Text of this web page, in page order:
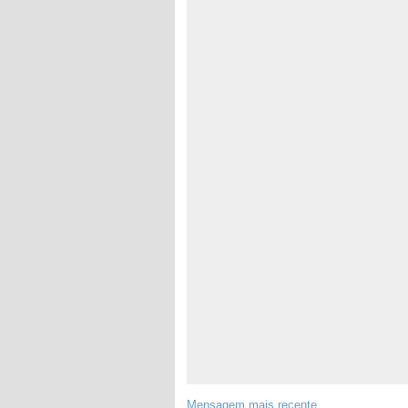
Mensagem mais recente